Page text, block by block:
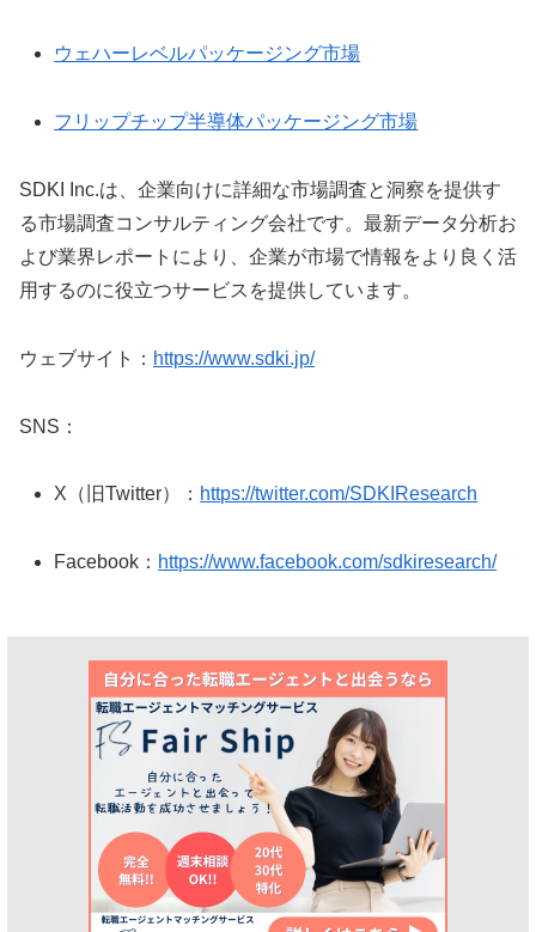
ウェハーレベルパッケージング市場
フリップチップ半導体パッケージング市場
SDKI Inc.は、企業向けに詳細な市場調査と洞察を提供す
る市場調査コンサルティング会社です。最新データ分析お
よび業界レポートにより、企業が市場で情報をより良く活
用するのに役立つサービスを提供しています。
ウェブサイト： https://www.sdki.jp/
SNS：
X（旧Twitter）： https://twitter.com/SDKIResearch
Facebook： https://www.facebook.com/sdkiresearch/